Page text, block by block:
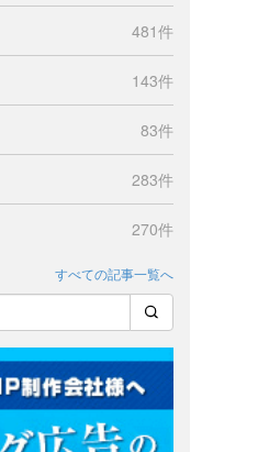
481件
143件
83件
283件
270件
すべての記事一覧へ